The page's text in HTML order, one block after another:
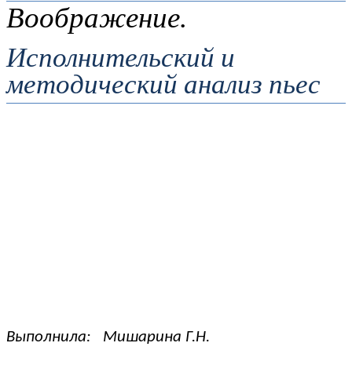
Воображение.
Исполнительский и
методический анализ пьес
Выполнила: Мишарина Г.Н.